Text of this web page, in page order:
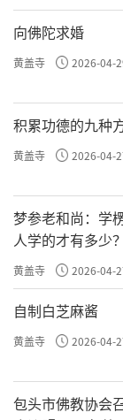
向佛陀求婚
黄盖寺 2026-04-
积累功德的九种
黄盖寺 2026-04-
梦参老和尚：学
人学的才有多少？
黄盖寺 2026-04-
自制白芝麻酱
黄盖寺 2026-04-
包头市佛教协会